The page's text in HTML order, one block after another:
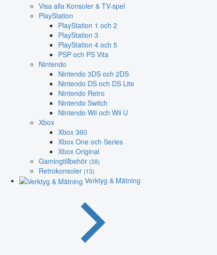
Visa alla Konsoler & TV-spel
PlayStation
PlayStation 1 och 2
PlayStation 3
PlayStation 4 och 5
PSP och PS Vita
Nintendo
Nintendo 3DS och 2DS
Nintendo DS och DS Lite
Nintendo Retro
Nintendo Switch
Nintendo Wii och Wii U
Xbox
Xbox 360
Xbox One och Series
Xbox Original
Gamingtillbehör (38)
Retrokonsoler (13)
Verktyg & Mätning